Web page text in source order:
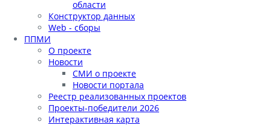
области
Конструктор данных
Web - сборы
ППМИ
О проекте
Новости
СМИ о проекте
Новости портала
Реестр реализованных проектов
Проекты-победители 2026
Интерактивная карта